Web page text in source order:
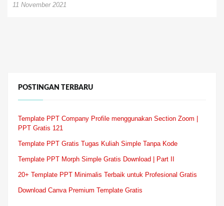
11 November 2021
POSTINGAN TERBARU
Template PPT Company Profile menggunakan Section Zoom |
PPT Gratis 121
Template PPT Gratis Tugas Kuliah Simple Tanpa Kode
Template PPT Morph Simple Gratis Download | Part II
20+ Template PPT Minimalis Terbaik untuk Profesional Gratis
Download Canva Premium Template Gratis